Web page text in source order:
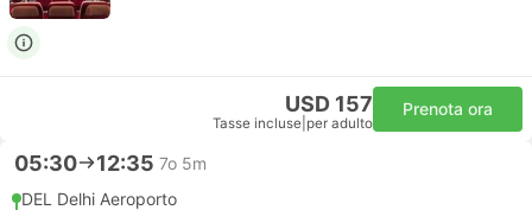
USD 157
Tasse incluse per adulto
Prenota ora
05:30 12:35 7o 5m
DEL Delhi Aeroporto